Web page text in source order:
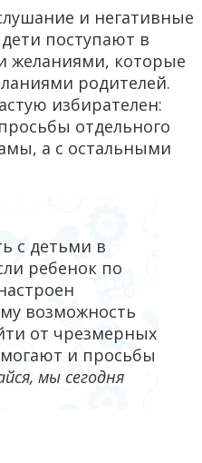
и негативные
поступают в
желаниями, которые
родителей.
избирателен:
отдельного
а с остальными
с детьми в
ребенок по
возможность
от чрезмерных
и просьбы
мы сегодня